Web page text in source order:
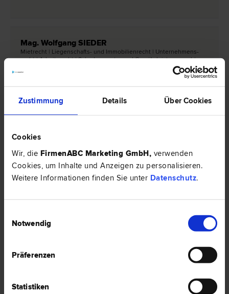
Zustimmung Details Über Cookies
Cookies
Wir, die FirmenABC Marketing GmbH, verwenden
Cookies, um Inhalte und Anzeigen zu personalisieren.
Weitere Informationen finden Sie unter Datenschutz.
Notwendig
Präferenzen
Statistiken
Mag. Wolfgang SIEDER
Miet­recht | Liegenschafts- und Immobilien­recht | Unternehmens­
recht | Arbeits­recht | Schadenersatz- und Gewährleistungs­recht
Raiffeisenstraße 3
0 Bewertungen
Rechtsnews & Expertentipps zum Thema
"Unternehmensrecht"